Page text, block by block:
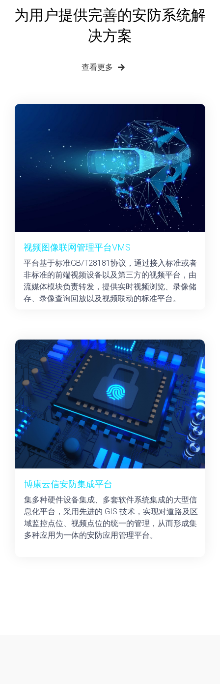
博康云信安防集成平台
集多种硬件设备集成、多套软件系统集成的大型信
息化平台，采用先进的 GIS 技术，实现对道路及区
域监控点位、视频点位的统一的管理，从而形成集
多种应用为一体的安防应用管理平台。
视频图像联网管理平台VMS
平台基于标准GB/T28181协议，通过接入标准或者
非标准的前端视频设备以及第三方的视频平台，由
流媒体模块负责转发，提供实时视频浏览、录像储
存、录像查询回放以及视频联动的标准平台。
为用户提供完善的安防系统解
决方案
查看更多